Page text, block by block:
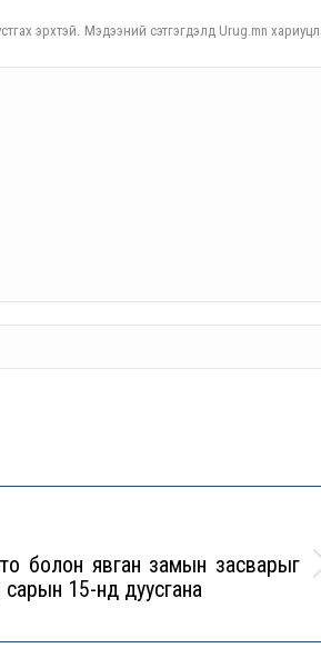
эрхтэй. Мэдээний сэтгэгдэлд Urug.mn
болон явган замын засварыг
сарын 15-нд дуусгана